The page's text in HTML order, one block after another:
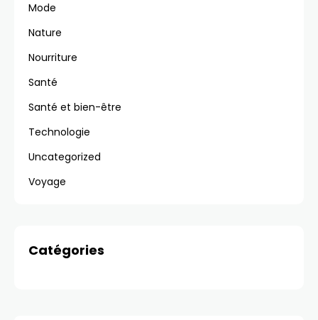
Mode
Nature
Nourriture
Santé
Santé et bien-être
Technologie
Uncategorized
Voyage
Catégories